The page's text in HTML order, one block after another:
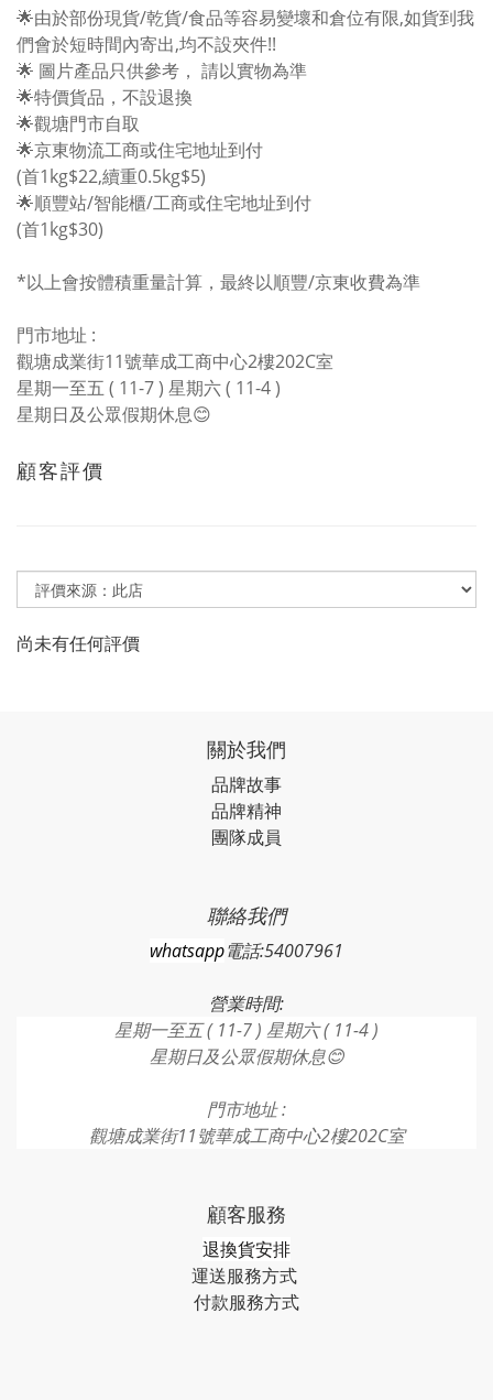
🌟由於部份現貨/乾貨/食品等容易變壞和倉位有限,如貨到我
們會於短時間內寄出,均不設夾件!!
🌟 圖片產品只供參考， 請以實物為準
🌟特價貨品，不設退換
🌟觀塘門市自取
🌟京東物流工商或住宅地址到付
(首1kg$22,續重0.5kg$5)
🌟順豐站/智能櫃/工商或住宅地址到付
(首1kg$30)
*以上會按體積重量計算，最終以順豐/京東收費為準
門市地址 :
觀塘成業街11號華成工商中心2樓202C室
星期一至五 ( 11-7 ) 星期六 ( 11-4 )
星期日及公眾假期休息😊
顧客評價
尚未有任何評價
關於我們
品牌故事
品牌精神
團隊成員
聯絡我們
whatsapp電話:54007961
營業時間:
星期一至五 ( 11-7 ) 星期六 ( 11-4 )
星期日及公眾假期休息😊
門市地址 :
觀塘成業街11號華成工商中心2樓202C室
顧客服務
退換貨安排
運送服務方式
付款服務方式​​​